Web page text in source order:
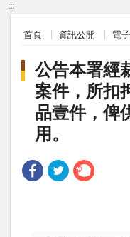
:::
首頁 資訊公開 電
公告本署經
案件，所扣
品壹件，俾
用。